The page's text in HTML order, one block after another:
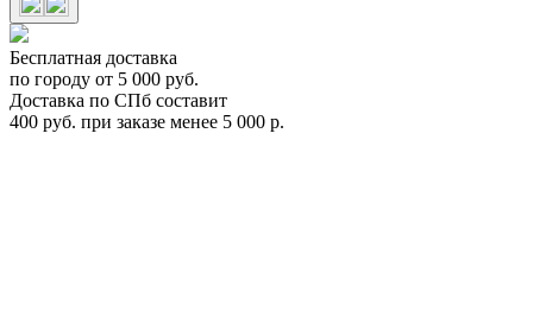
Бесплатная доставка
по городу от 5 000 руб.
Доставка по СПб составит
400 руб. при заказе менее 5 000 р.